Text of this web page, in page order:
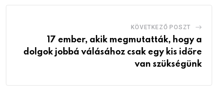
KÖVETKEZŐ POSZT
17 ember, akik megmutatták, hogy a
dolgok jobbá válásához csak egy kis időre
van szükségünk